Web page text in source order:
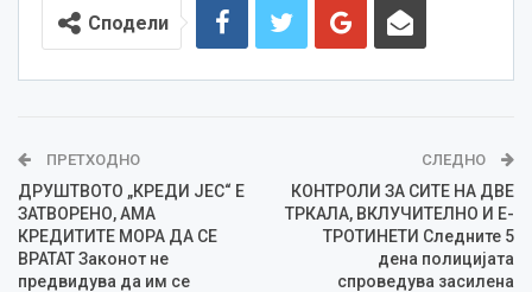
Сподели
ПРЕТХОДНО
ДРУШТВОТО „КРЕДИ ЈЕС“ Е
ЗАТВОРЕНО, АМА
КРЕДИТИТЕ МОРА ДА СЕ
ВРАТАТ Законот не
предвидува да им се
СЛЕДНО
КОНТРОЛИ ЗА СИТЕ НА ДВЕ
ТРКАЛА, ВКЛУЧИТЕЛНО И Е-
ТРОТИНЕТИ Следните 5
дена полицијата
спроведува засилена